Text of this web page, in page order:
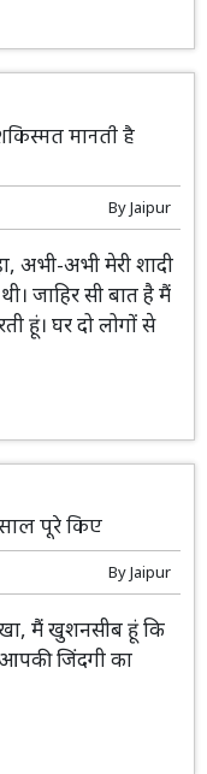
मानती है
ByJaipur
अभी-अभी मेरी शादी
जाहिर सी बात है मैं
हूं। घर दो लोगों से
पूरे किए
ByJaipur
मैं खुशनसीब हूं कि
जिंदगी का